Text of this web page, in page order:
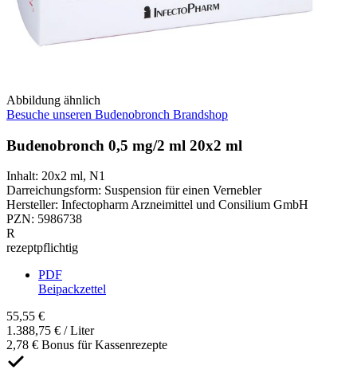
Abbildung ähnlich
Besuche unseren Budenobronch Brandshop
Budenobronch 0,5 mg/2 ml 20x2 ml
Inhalt: 20x2 ml, N1
Darreichungsform: Suspension für einen Vernebler
Hersteller: Infectopharm Arzneimittel und Consilium GmbH
PZN: 5986738
R
rezeptpflichtig
PDF
Beipackzettel
55,55 €
1.388,75 € / Liter
2,78 € Bonus für Kassenrezepte